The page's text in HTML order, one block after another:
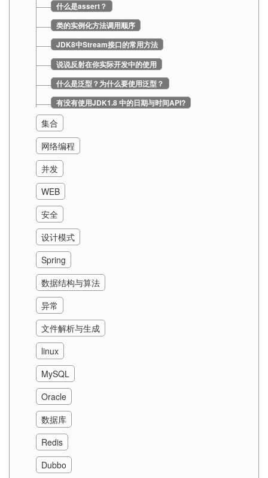
什么是assert？
类的实例化方法调用顺序
JDK8中Stream接口的常用方法
说说反射在你实际开发中的使用
什么是泛型？为什么要使用泛型？
有没有使用JDK1.8 中的日期与时间API?
集合
网络编程
并发
WEB
安全
设计模式
Spring
数据结构与算法
异常
文件解析与生成
linux
MySQL
Oracle
数据库
Redis
Dubbo